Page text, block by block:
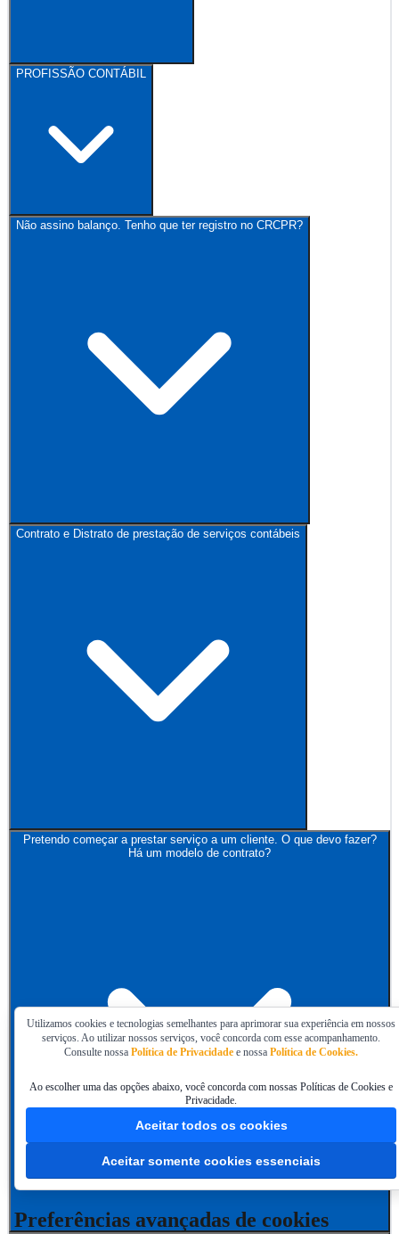
PROFISSÃO CONTÁBIL
Não assino balanço. Tenho que ter registro no CRCPR?
Contrato e Distrato de prestação de serviços contábeis
Pretendo começar a prestar serviço a um cliente. O que devo fazer?
Há um modelo de contrato?
Utilizamos cookies e tecnologias semelhantes para aprimorar sua experiência em nossos
serviços. Ao utilizar nossos serviços, você concorda com esse acompanhamento.
Consulte nossa Política de Privacidade e nossa Política de Cookies.
Ao escolher uma das opções abaixo, você concorda com nossas Políticas de Cookies e
Privacidade.
Aceitar todos os cookies
Aceitar somente cookies essenciais
Preferências avançadas de cookies